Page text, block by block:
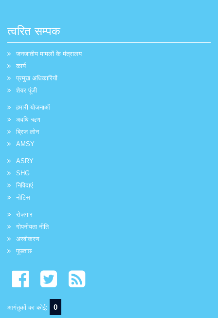
त्वरित सम्पक
जनजातीय मामलों के मंत्रालय
कार्य
प्रमुख अधिकारियों
शेयर पूंजी
हमारी योजनाओं
अवधि ऋण
ब्रिज लोन
AMSY
ASRY
SHG
निविदाएं
नोटिस
रोज़गार
गोपनीयता नीति
अस्वीकरण
पूछताछ
आगंतुकों का कोई: 0